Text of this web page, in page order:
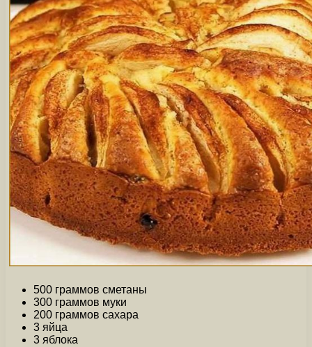
500 граммов сметаны
300 граммов муки
200 граммов сахара
3 яйца
3 яблока